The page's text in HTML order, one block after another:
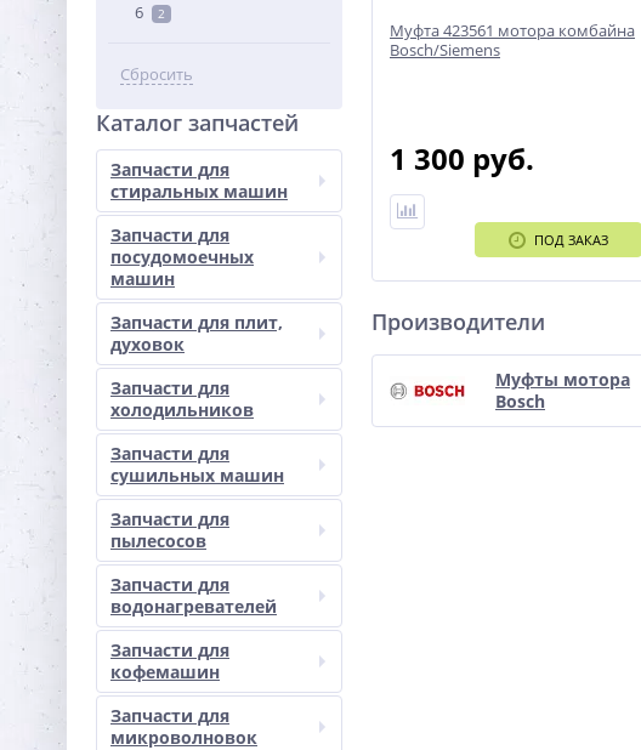
6 2
Сбросить
Каталог запчастей
Запчасти для
стиральных машин
Запчасти для
посудомоечных
машин
Запчасти для плит,
духовок
Запчасти для
холодильников
Запчасти для
сушильных машин
Запчасти для
пылесосов
Запчасти для
водонагревателей
Запчасти для
кофемашин
Запчасти для
микроволновок
Муфта 423561 мотора комбайна
Bosch/Siemens
1 300 руб.
ПОД ЗАКАЗ
Производители
Муфты мотора
Bosch